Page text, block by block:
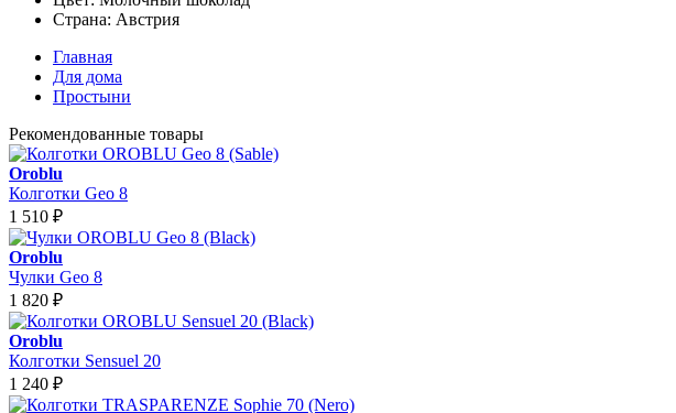
Страна: Австрия
Главная
Для дома
Простыни
Рекомендованные товары
Oroblu
Колготки Geo 8
1 510 ₽
Oroblu
Чулки Geo 8
1 820 ₽
Oroblu
Колготки Sensuel 20
1 240 ₽